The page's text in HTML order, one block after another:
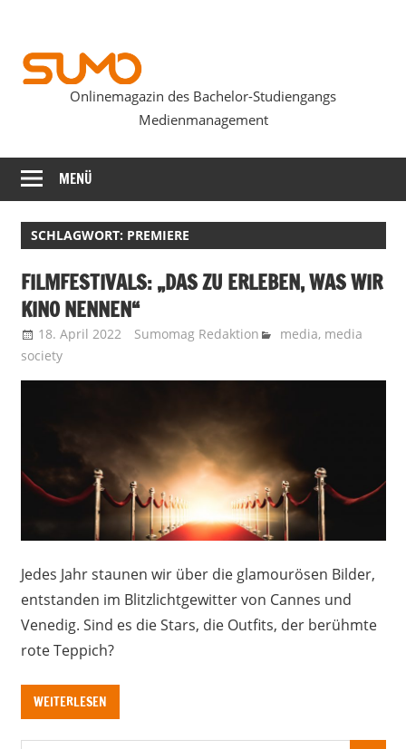
springen
SUMOmag
Onlinemagazin des Bachelor-Studiengangs
Medienmanagement
MENÜ
SCHLAGWORT: PREMIERE
FILMFESTIVALS: „DAS ZU ERLEBEN, WAS WIR
KINO NENNEN“
18. April 2022 Sumomag Redaktion media, media
society
Jedes Jahr staunen wir über die glamourösen Bilder,
entstanden im Blitzlichtgewitter von Cannes und
Venedig. Sind es die Stars, die Outfits, der berühmte
rote Teppich?
WEITERLESEN